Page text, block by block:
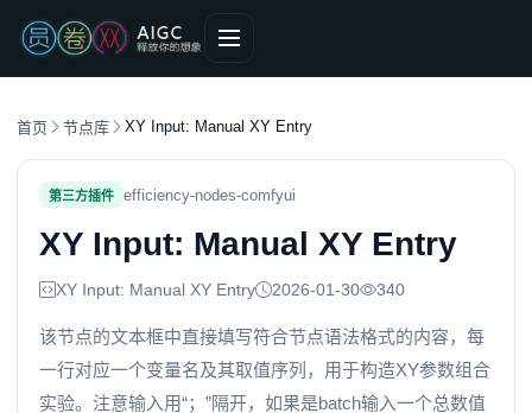
首页 节点库 XY Input: Manual XY Entry
第三方插件 efficiency-nodes-comfyui
XY Input: Manual XY Entry
XY Input: Manual XY Entry 2026-01-30 340
该节点的文本框中直接填写符合节点语法格式的内容，每
一行对应一个变量名及其取值序列，用于构造XY参数组合
实验。注意输入用“；”隔开，如果是batch输入一个总数值